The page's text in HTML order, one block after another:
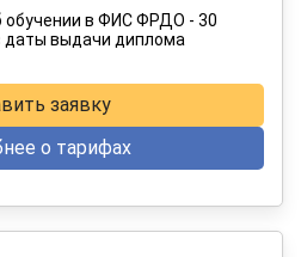
на 12 месяцев
обучении в ФИС ФРДО - 30
даты выдачи диплома
заявку
о тарифах